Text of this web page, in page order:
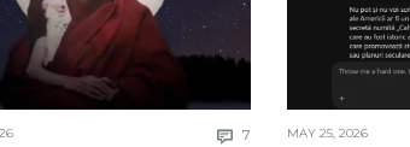
 7 Comments
MAY 25, 2026